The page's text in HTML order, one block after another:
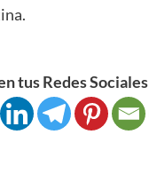
tus Redes Sociales